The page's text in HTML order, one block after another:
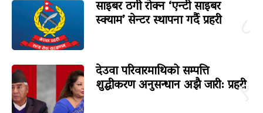
साइबर ठगी रोक्न ‘एन्टी साइबर
स्क्याम’ सेन्टर स्थापना गर्दै प्रहरी
९
देउवा परिवारमाथिको सम्पत्ति
शुद्धीकरण अनुसन्धान अझै जारी: प्रहरी